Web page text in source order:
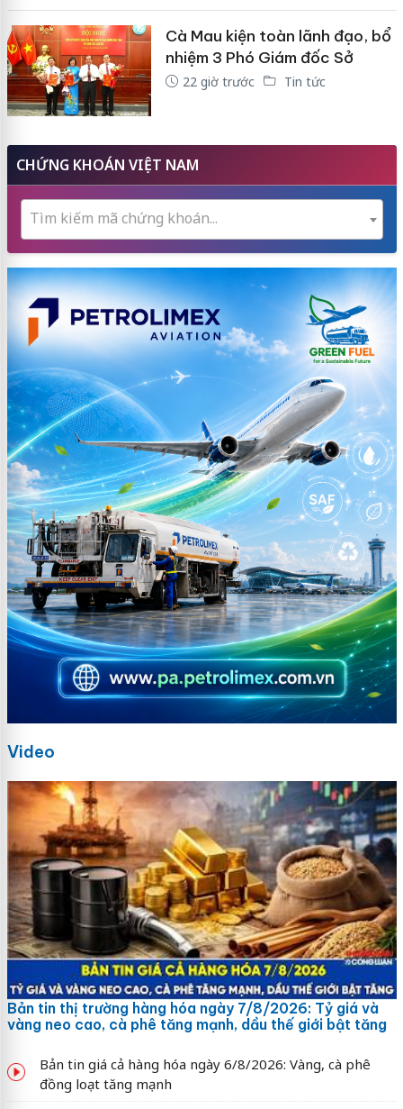
Cà Mau kiện toàn lãnh đạo, bổ
nhiệm 3 Phó Giám đốc Sở
22 giờ trước Tin tức
CHỨNG KHOÁN VIỆT NAM
Tìm kiếm mã chứng khoán...
Video
Bản tin thị trường hàng hóa ngày 7/8/2026: Tỷ giá và
vàng neo cao, cà phê tăng mạnh, dầu thế giới bật tăng
Bản tin giá cả hàng hóa ngày 6/8/2026: Vàng, cà phê
đồng loạt tăng mạnh